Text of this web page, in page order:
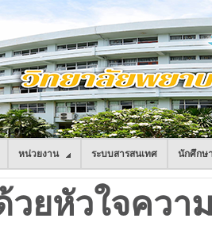
หน่วยงาน ระบบสารสนเทศ นักศึกษ
ยหัวใจความ